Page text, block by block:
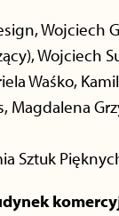
Wojciech
Wojciech
Waśko,
Magdalena
Sztuk